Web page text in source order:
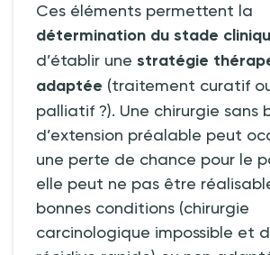
Ces éléments permettent la
détermination du stade
d’établir une stratégie
adaptée (traitement curatif
palliatif ?). Une chirurgie sans
d’extension préalable peut
une perte de chance pour le
elle peut ne pas être
bonnes conditions (chirurgie
carcinologique impossible et